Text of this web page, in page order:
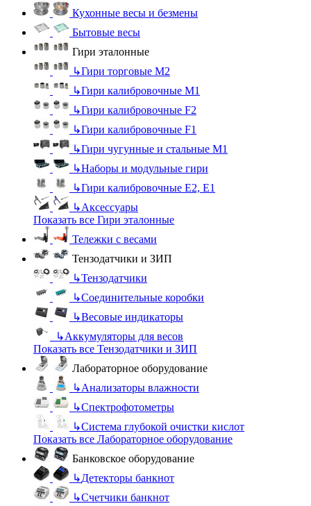
Кухонные весы и безмены
Бытовые весы
Гири эталонные
↳Гири торговые М2
↳Гири калибровочные М1
↳Гири калибровочные F2
↳Гири калибровочные F1
↳Гири чугунные и стальные М1
↳Наборы и модульные гири
↳Гири калибровочные E2, Е1
↳Аксессуары
Показать все Гири эталонные
Тележки с весами
Тензодатчики и ЗИП
↳Тензодатчики
↳Соединительные коробки
↳Весовые индикаторы
↳Аккумуляторы для весов
Показать все Тензодатчики и ЗИП
Лабораторное оборудование
↳Анализаторы влажности
↳Спектрофотометры
↳Система глубокой очистки кислот
Показать все Лабораторное оборудование
Банковское оборудование
↳Детекторы банкнот
↳Счетчики банкнот